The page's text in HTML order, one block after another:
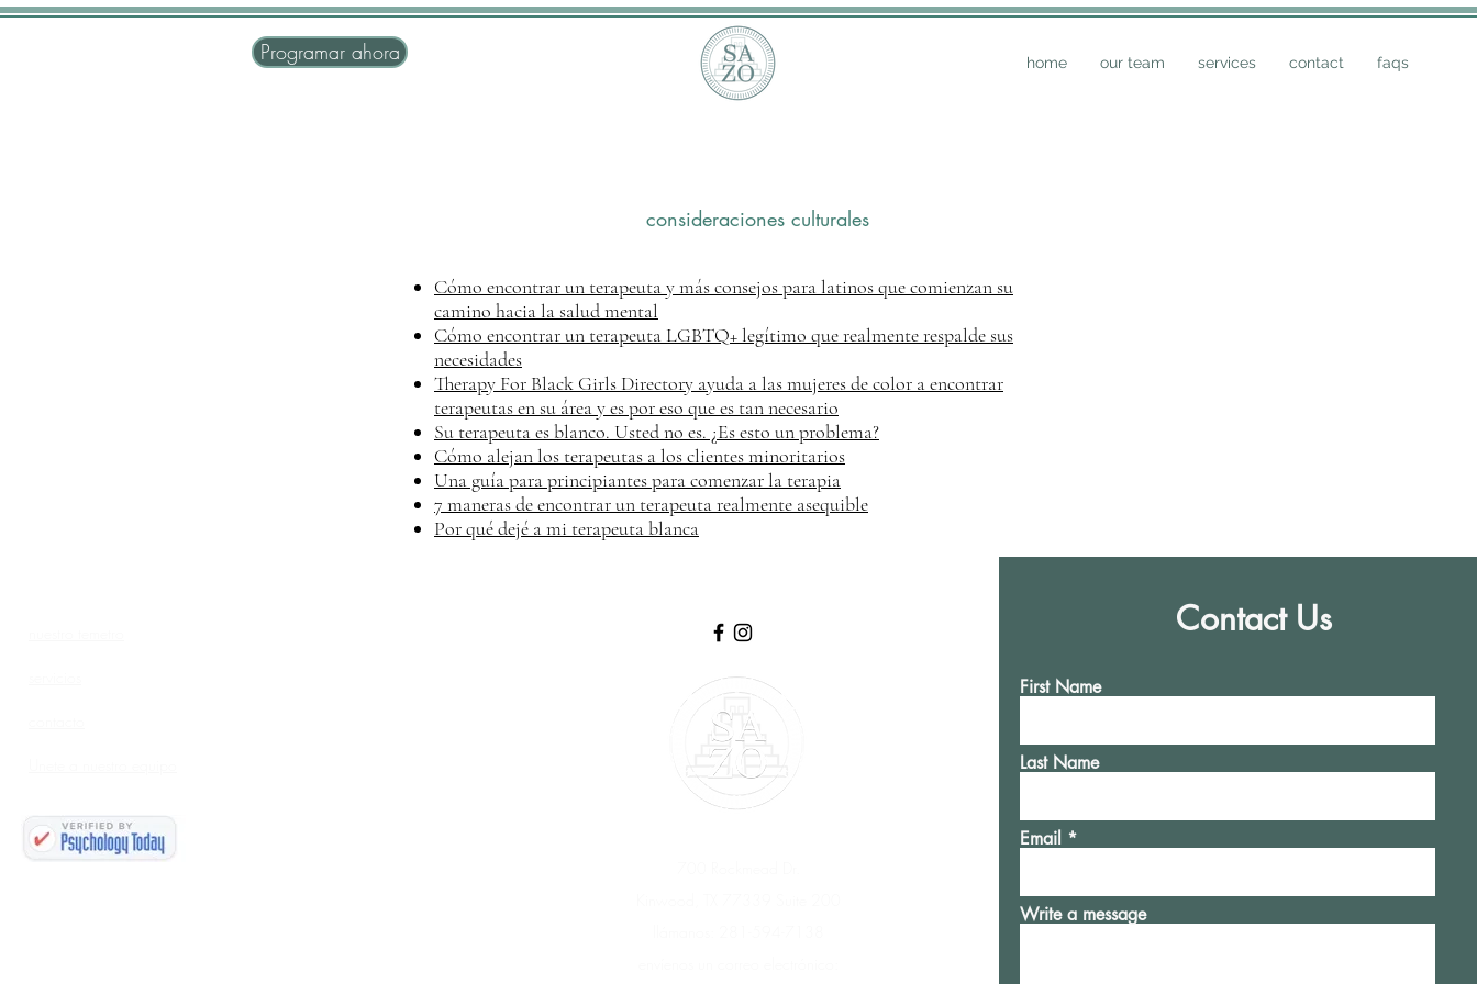
home our team services contact faqs
Programar ahora
consideraciones culturales
Cómo encontrar un terapeuta y más consejos para latinos que comienzan su
camino hacia la salud mental
Cómo encontrar un terapeuta LGBTQ+ legítimo que realmente respalde sus
necesidades
Therapy For Black Girls Directory ayuda a las mujeres de color a encontrar
terapeutas en su área y es por eso que es tan necesario
Su terapeuta es blanco. Usted no es. ¿Es esto un problema?
Cómo alejan los terapeutas a los clientes minoritarios
Una guía para principiantes para comenzar la terapia
7 maneras de encontrar un terapeuta realmente asequible
Por qué dejé a mi terapeuta blanca
Contact Us
First Name
Last Name
Email
Write a message